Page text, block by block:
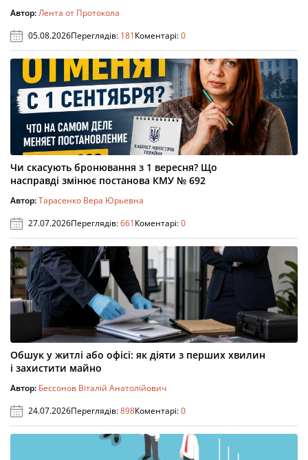
Автор:Лента от Протокола
05.08.2026Переглядів: 181Коментарі:0
Чи скасують бронювання з 1 вересня? Що
насправді змінює постанова КМУ № 692
Автор:Тарасенко Вера Юрьевна
27.07.2026Переглядів:661Коментарі:0
Обшук у житлі або офісі: як діяти з перших хвилин
і захистити майно
Автор: Бессонов Віталій Анатолійович
24.07.2026Переглядів:898Коментарі:0